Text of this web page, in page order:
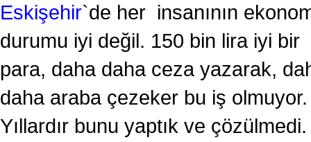
Eskişehir`de her insanının
durumu iyi değil. 150 bin lira iyi bir
para, daha daha ceza yazarak,
daha araba çezeker bu iş olmuyor.
Yıllardır bunu yaptık ve çözülmedi.